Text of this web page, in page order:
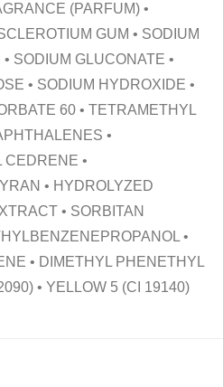
(PARFUM) •
GUM • SODIUM
SODIUM GLUCONATE •
• SODIUM HYDROXIDE •
60 • TETRAMETHYL
•
CEDRENE •
• HYDROLYZED
• SORBITAN
•
• DIMETHYL PHENETHYL
• YELLOW 5 (CI 19140)